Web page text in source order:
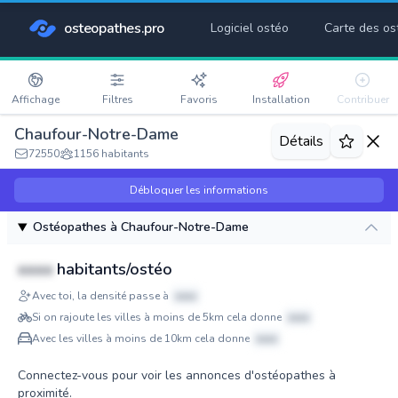
osteopathes.pro Logiciel ostéo Carte des
Affichage Filtres Favoris Installation Contribuer
Chaufour-Notre-Dame
72550 1156 habitants
Détails
Débloquer les informations
Ostéopathes à Chaufour-Notre-Dame
xxxx habitants/ostéo
Avec toi, la densité passe à
xxxx
Si on rajoute les villes à moins de 5km cela donne
xxxx
Avec les villes à moins de 10km cela donne
xxxx
Connectez-vous pour voir les annonces d'ostéopathes à
proximité.